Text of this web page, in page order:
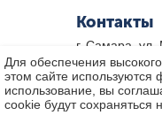
Контакты
г. Самара, ул.
8 800-333-33-
8(846)-211-
Пн-Пт 8.30 -
Для обеспечения
этом сайте
использование, вы
cookie будут сохраняться